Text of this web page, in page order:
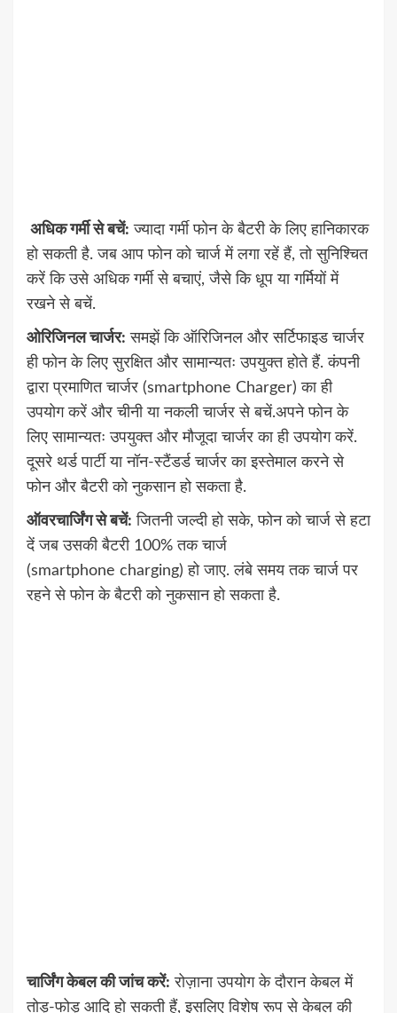
अधिक गर्मी से बचें: ज्यादा गर्मी फोन के बैटरी के लिए हानिकारक
हो सकती है. जब आप फोन को चार्ज में लगा रहें हैं, तो सुनिश्चित
करें कि उसे अधिक गर्मी से बचाएं, जैसे कि धूप या गर्मियों में
रखने से बचें.
ओरिजिनल चार्जर: समझें कि ऑरिजिनल और सर्टिफाइड चार्जर
ही फोन के लिए सुरक्षित और सामान्यतः उपयुक्त होते हैं. कंपनी
द्वारा प्रमाणित चार्जर (smartphone Charger) का ही
उपयोग करें और चीनी या नकली चार्जर से बचें.अपने फोन के
लिए सामान्यतः उपयुक्त और मौजूदा चार्जर का ही उपयोग करें.
दूसरे थर्ड पार्टी या नॉन-स्टैंडर्ड चार्जर का इस्तेमाल करने से
फोन और बैटरी को नुकसान हो सकता है.
ऑवरचार्जिंग से बचें: जितनी जल्दी हो सके, फोन को चार्ज से हटा
दें जब उसकी बैटरी 100% तक चार्ज
(smartphone charging) हो जाए. लंबे समय तक चार्ज पर
रहने से फोन के बैटरी को नुकसान हो सकता है.
चार्जिंग केबल की जांच करें: रोज़ाना उपयोग के दौरान केबल में
तोड़-फोड़ आदि हो सकती हैं, इसलिए विशेष रूप से केबल की